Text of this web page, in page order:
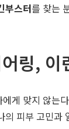
부스터를 찾는
링,
게 맞지 않는
의 피부 고민과